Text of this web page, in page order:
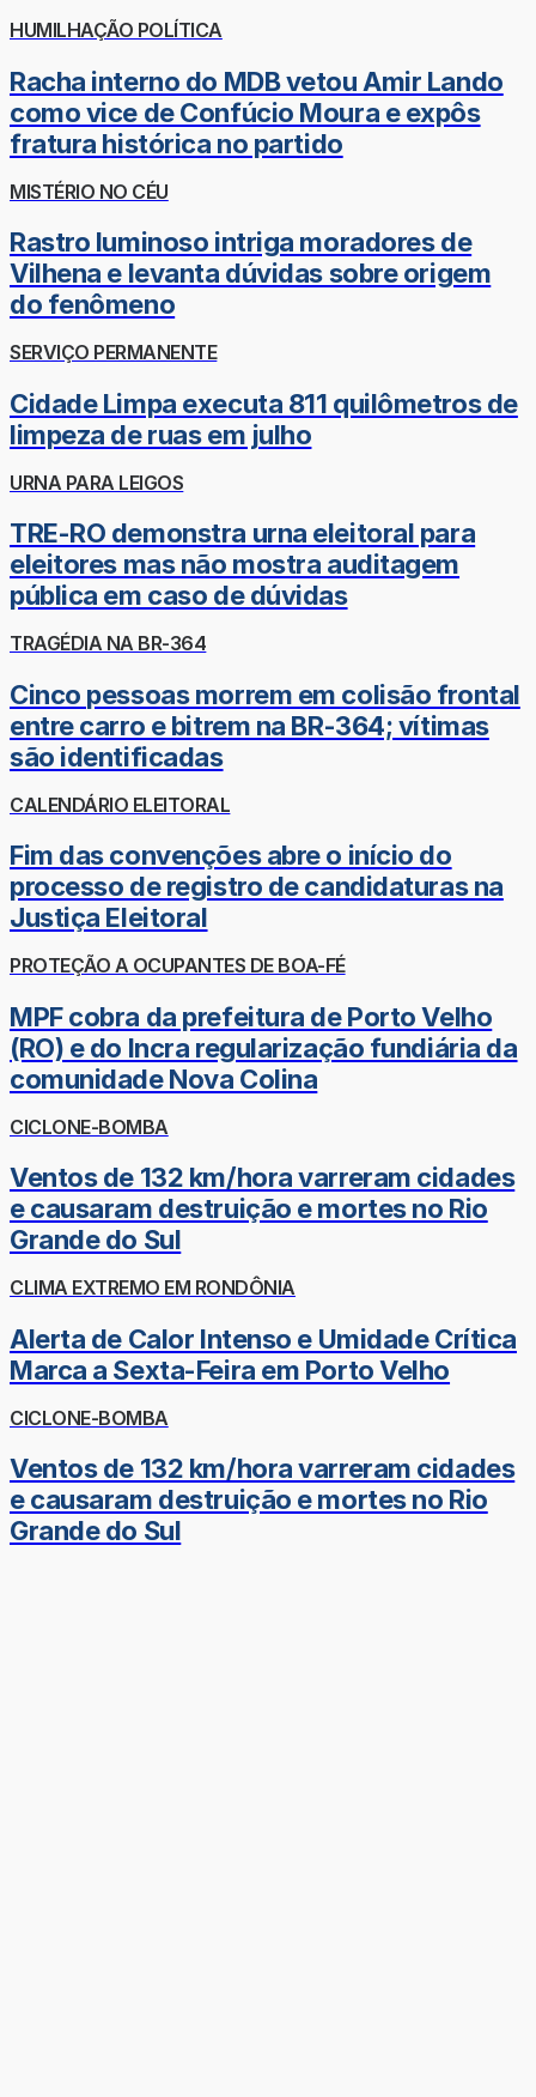
HUMILHAÇÃO POLÍTICA
Racha interno do MDB vetou Amir Lando
como vice de Confúcio Moura e expôs
fratura histórica no partido
MISTÉRIO NO CÉU
Rastro luminoso intriga moradores de
Vilhena e levanta dúvidas sobre origem
do fenômeno
SERVIÇO PERMANENTE
Cidade Limpa executa 811 quilômetros de
limpeza de ruas em julho
URNA PARA LEIGOS
TRE-RO demonstra urna eleitoral para
eleitores mas não mostra auditagem
pública em caso de dúvidas
TRAGÉDIA NA BR-364
Cinco pessoas morrem em colisão frontal
entre carro e bitrem na BR-364; vítimas
são identificadas
CALENDÁRIO ELEITORAL
Fim das convenções abre o início do
processo de registro de candidaturas na
Justiça Eleitoral
PROTEÇÃO A OCUPANTES DE BOA-FÉ
MPF cobra da prefeitura de Porto Velho
(RO) e do Incra regularização fundiária da
comunidade Nova Colina
CICLONE-BOMBA
Ventos de 132 km/hora varreram cidades
e causaram destruição e mortes no Rio
Grande do Sul
CLIMA EXTREMO EM RONDÔNIA
Alerta de Calor Intenso e Umidade Crítica
Marca a Sexta-Feira em Porto Velho
CICLONE-BOMBA
Ventos de 132 km/hora varreram cidades
e causaram destruição e mortes no Rio
Grande do Sul